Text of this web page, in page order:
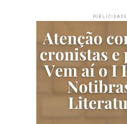
PUBLICIDADE